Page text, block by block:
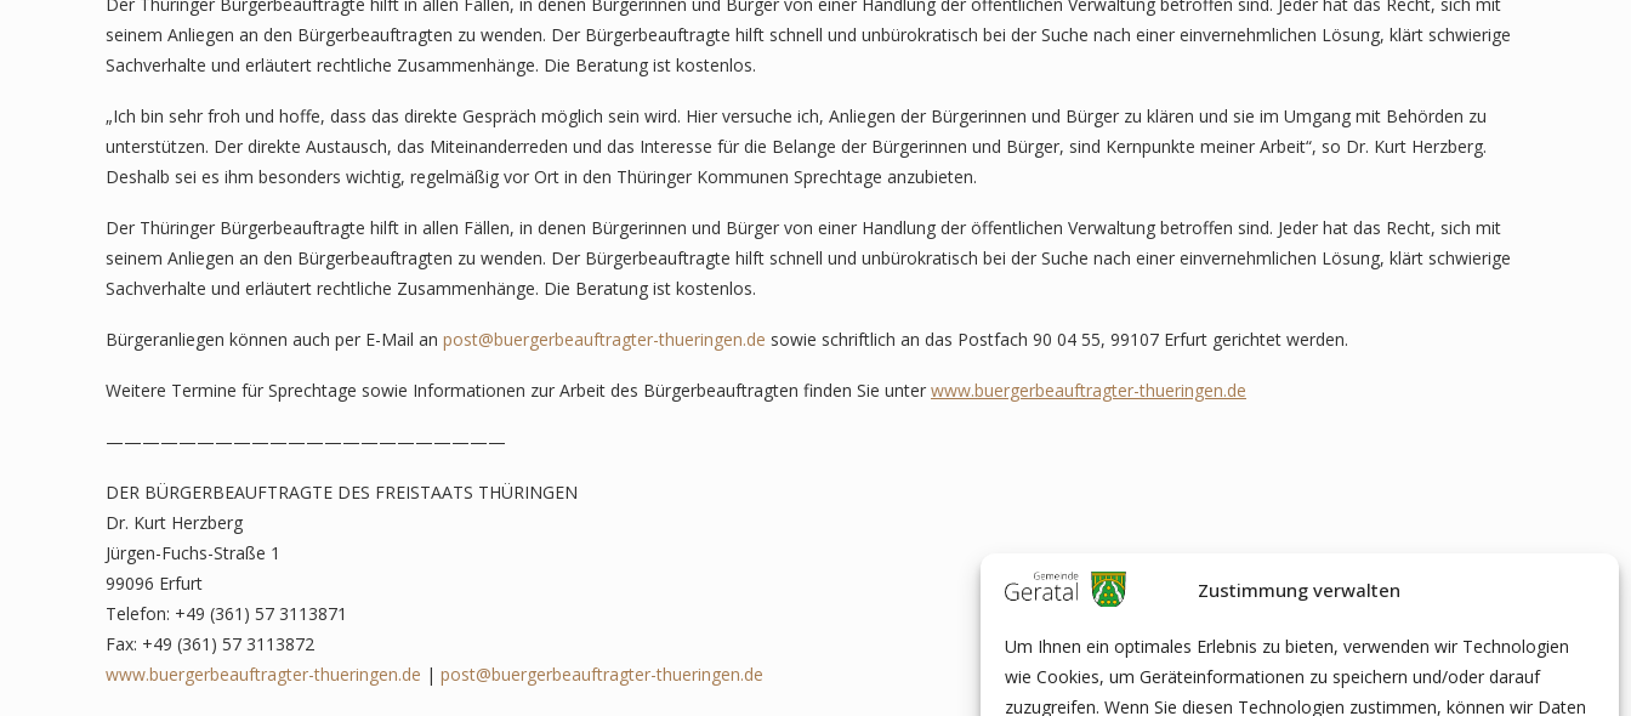
Zustimmung verwalten
Um Ihnen ein optimales Erlebnis zu bieten, verwenden wir Technologien
wie Cookies, um Geräteinformationen zu speichern und/oder darauf
zuzugreifen. Wenn Sie diesen Technologien zustimmen, können wir Daten
seinem Anliegen an den Bürgerbeauftragten zu wenden. Der Bürgerbeauftragte hilft schnell und unbürokratisch bei der Suche nach einer einvernehmlichen Lösung, klärt schwierige
Sachverhalte und erläutert rechtliche Zusammenhänge. Die Beratung ist kostenlos.
„Ich bin sehr froh und hoffe, dass das direkte Gespräch möglich sein wird. Hier versuche ich, Anliegen der Bürgerinnen und Bürger zu klären und sie im Umgang mit Behörden zu
unterstützen. Der direkte Austausch, das Miteinanderreden und das Interesse für die Belange der Bürgerinnen und Bürger, sind Kernpunkte meiner Arbeit“, so Dr. Kurt Herzberg.
Deshalb sei es ihm besonders wichtig, regelmäßig vor Ort in den Thüringer Kommunen Sprechtage anzubieten.
Der Thüringer Bürgerbeauftragte hilft in allen Fällen, in denen Bürgerinnen und Bürger von einer Handlung der öffentlichen Verwaltung betroffen sind. Jeder hat das Recht, sich mit
seinem Anliegen an den Bürgerbeauftragten zu wenden. Der Bürgerbeauftragte hilft schnell und unbürokratisch bei der Suche nach einer einvernehmlichen Lösung, klärt schwierige
Sachverhalte und erläutert rechtliche Zusammenhänge. Die Beratung ist kostenlos.
Bürgeranliegen können auch per E-Mail an post@buergerbeauftragter-thueringen.de sowie schriftlich an das Postfach 90 04 55, 99107 Erfurt gerichtet werden.
Weitere Termine für Sprechtage sowie Informationen zur Arbeit des Bürgerbeauftragten finden Sie unter www.buergerbeauftragter-thueringen.de
——————————————————————
DER BÜRGERBEAUFTRAGTE DES FREISTAATS THÜRINGEN
Dr. Kurt Herzberg
Jürgen-Fuchs-Straße 1
99096 Erfurt
Telefon: +49 (361) 57 3113871
Fax: +49 (361) 57 3113872
www.buergerbeauftragter-thueringen.de | post@buergerbeauftragter-thueringen.de